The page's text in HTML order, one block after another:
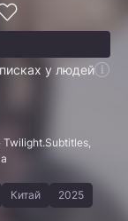
у людей
Twilight.Subtitles,
Китай 2025